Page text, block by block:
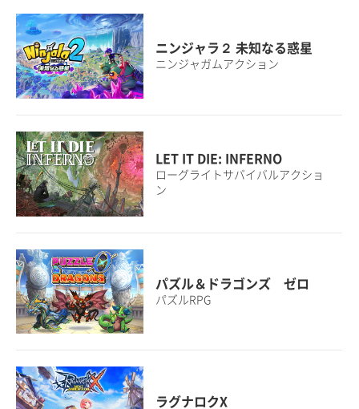
ニンジャラ２ 未知なる惑星
ニンジャガムアクション
LET IT DIE: INFERNO
ローグライトサバイバルアクショ
ン
パズル＆ドラゴンズ ゼロ
パズルRPG
ラグナロクX